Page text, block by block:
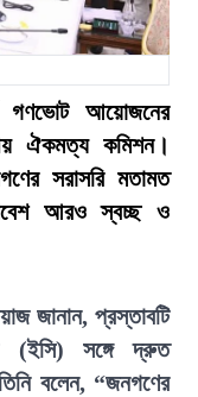
গণভোট আয়োজনের
ঐকমত্য কমিশন।
সরাসরি মতামত
আরও স্বচ্ছ ও
জানান, প্রস্তাবটি
(ইসি) সঙ্গে দ্রুত
বলেন, “জনগণের